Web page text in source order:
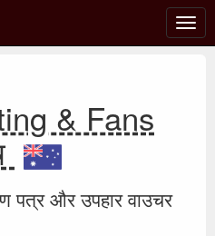
टॉगल
& Fans
पत्र और उपहार वाउचर